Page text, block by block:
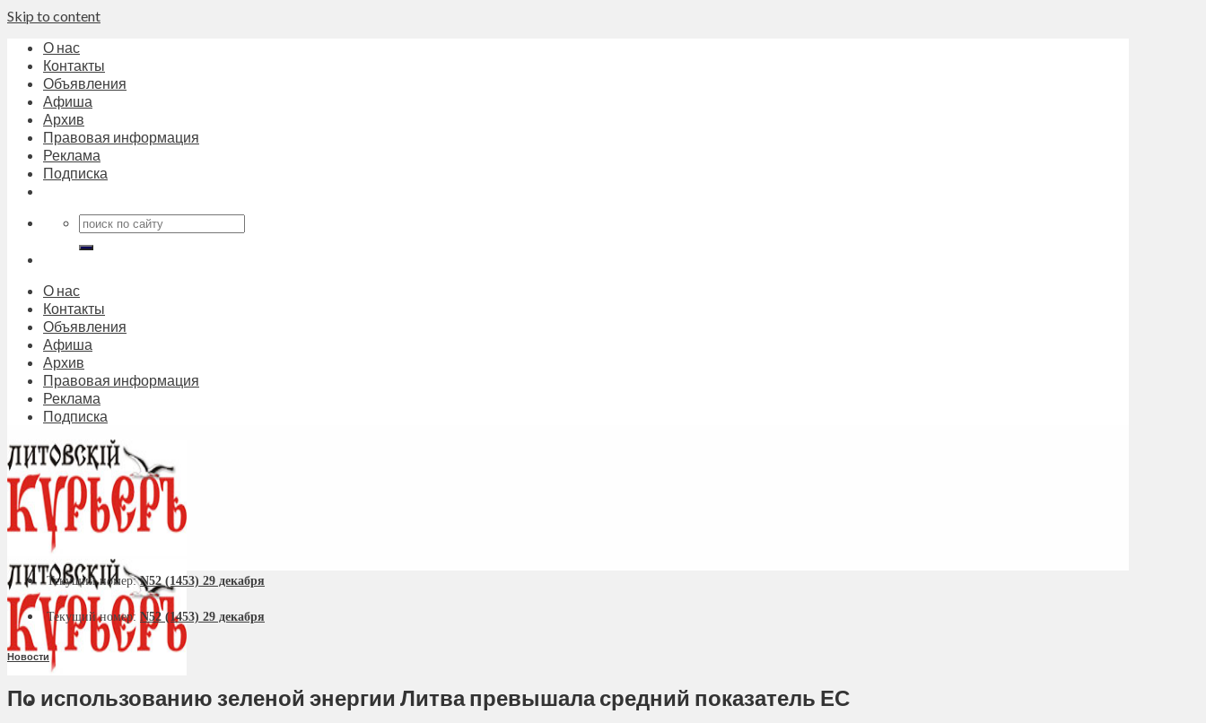
Skip to content
О нас
Контакты
Объявления
Афиша
Архив
Правовая информация
Реклама
Подписка
О нас
Контакты
Объявления
Афиша
Архив
Правовая информация
Реклама
Подписка
Текущий номер:N52 (1453) 29 декабря
Текущий номер: N52 (1453) 29 декабря
Новости
По использованию зеленой энергии Литва превышала средний показатель ЕС